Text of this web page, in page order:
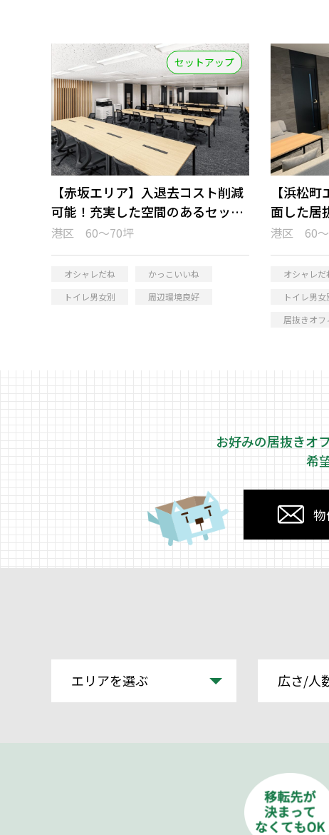
セットアップ
【赤坂エリア】入退去コスト削減
可能！充実した空間のあるセット
アップオフィス
港区 60～70坪
オシャレだね
かっこいいね
トイレ男女別
周辺環境良好
【浜松
面した居
港区 60
オシャレだ
トイレ男女
居抜きオフ
お好みの居抜きオ
希
エリアを選ぶ 広さ/人